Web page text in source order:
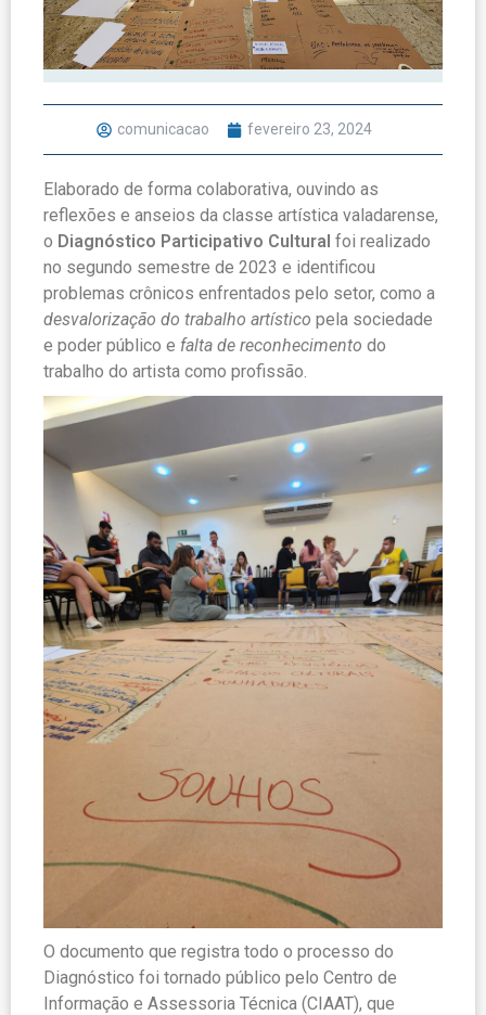
comunicacao fevereiro 23, 2024
Elaborado de forma colaborativa, ouvindo as
reflexões e anseios da classe artística valadarense,
o Diagnóstico Participativo Cultural foi realizado
no segundo semestre de 2023 e identificou
problemas crônicos enfrentados pelo setor, como a
desvalorização do trabalho artístico pela sociedade
e poder público e falta de reconhecimento do
trabalho do artista como profissão.
O documento que registra todo o processo do
Diagnóstico foi tornado público pelo Centro de
Informação e Assessoria Técnica (CIAAT), que